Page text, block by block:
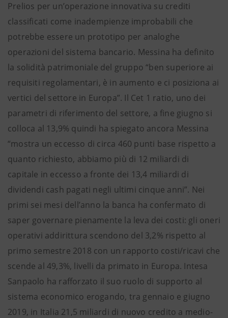
Prelios per un’operazione innovativa su crediti
classificati come inadempienze improbabili che
potrebbe essere un prototipo per analoghe
operazioni del sistema bancario. Messina ha definito
la solidità patrimoniale del gruppo “ben superiore ai
requisiti regolamentari, è in aumento e ci posiziona ai
vertici del settore in Europa”. Il Cet 1 ratio, uno dei
parametri di riferimento del settore, a fine giugno si
colloca al 13,9% quindi ha spiegato ancora Messina
“mostra un eccesso di circa 460 punti base rispetto a
quanto richiesto, abbiamo più di 12 miliardi di
capitale in eccesso a fronte dei 13,4 miliardi di
dividendi cash pagati negli ultimi cinque anni”. Nei
primi sei mesi dell’anno la banca ha confermato di
saper governare pienamente la leva dei costi: gli oneri
operativi addirittura scendono del 3,2% rispetto al
primo semestre 2018 con un rapporto costi/ricavi che
scende al 49,3%, livelli da primato in Europa. Intesa
Sanpaolo ha rafforzato il suo ruolo di supporto al
sistema economico erogando, tra gennaio e giugno
2019, in Italia 21,5 miliardi di nuovo credito a medio-